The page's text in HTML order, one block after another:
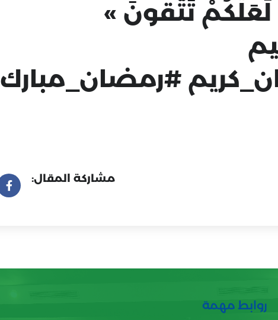
تَتَّقُونَ »
#رمضان_مبارك
مشاركة المقال:
روابط مهمة